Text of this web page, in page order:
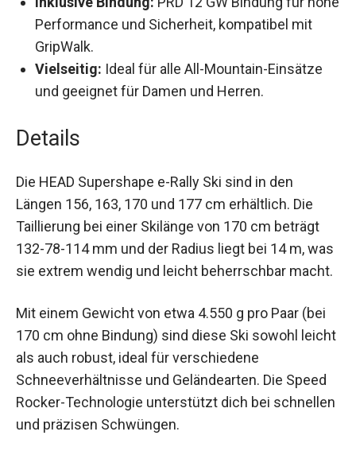
hohe Performance und Sicherheit, kompatibel
mit GripWalk.
Vielseitig:
und geeignet für Damen und Herren.
Details
Längen 156, 163, 170 und 177 cm erhältlich. Die
Taillierung bei einer Skilänge von 170 cm beträgt
132-78-114 mm und der Radius liegt bei 14 m,
was sie extrem wendig und leicht beherrschbar
macht.
Mit einem Gewicht von etwa 4.550 g pro Paar (bei
170 cm ohne Bindung) sind diese Ski sowohl
leicht als auch robust, ideal für verschiedene
Schneeverhältnisse und Geländearten. Die Speed
Rocker-Technologie unterstützt dich bei
schnellen und präzisen Schwüngen.